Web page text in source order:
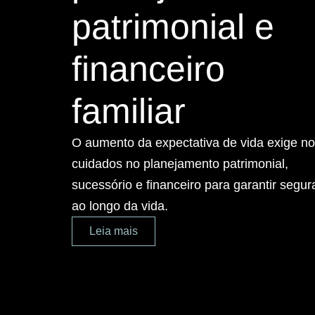
patrimonial e
financeiro
familiar
O aumento da expectativa de vida exige
cuidados no planejamento patrimonial,
sucessório e financeiro para garantir
ao longo da vida.
Leia mais